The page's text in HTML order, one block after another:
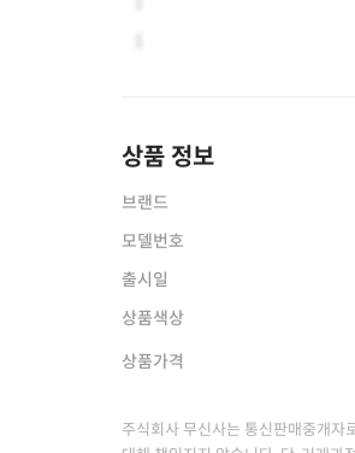
상품 정보
브랜드
모델번호
출시일
상품색상
상품가격
주식회사 무신사는 통신판매중개자